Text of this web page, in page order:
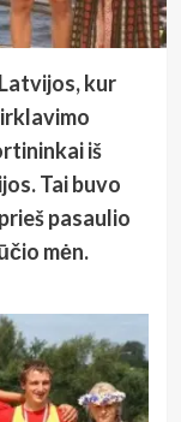
kur
iš
Tai buvo
pasaulio
mėn.